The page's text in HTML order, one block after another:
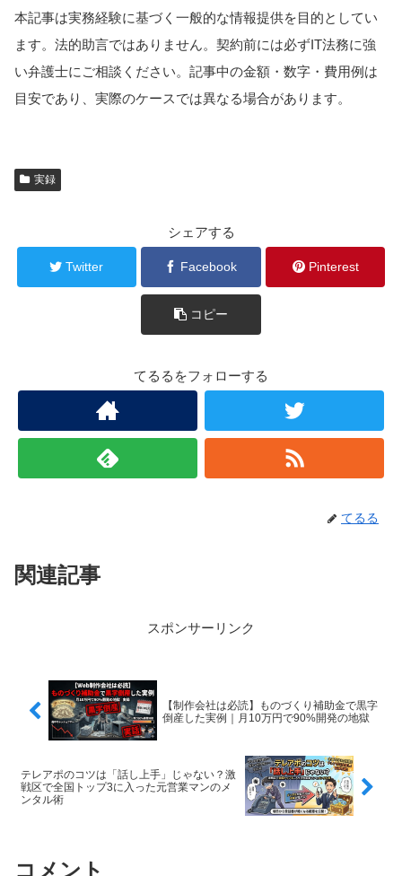
本記事は実務経験に基づく一般的な情報提供を目的としてい
ます。法的助言ではありません。契約前には必ずIT法務に強
い弁護士にご相談ください。記事中の金額・数字・費用例は
目安であり、実際のケースでは異なる場合があります。
実録
シェアする
Twitter Facebook Pinterest
コピー
てるるをフォローする
てるる
関連記事
スポンサーリンク
【制作会社は必読】ものづくり補助金で黒字
倒産した実例｜月10万円で90%開発の地獄
テレアポのコツは「話し上手」じゃない？激
戦区で全国トップ3に入った元営業マンのメ
ンタル術
コメント